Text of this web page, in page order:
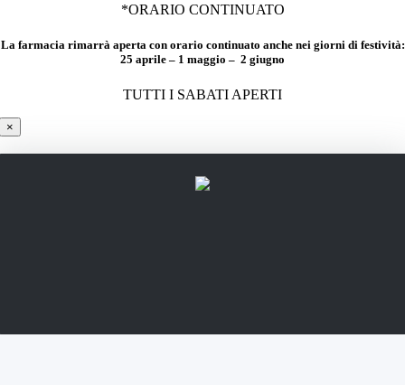
*ORARIO CONTINUATO
La farmacia rimarrà aperta con orario continuato anche nei giorni di festività:
25 aprile – 1 maggio – 2 giugno
TUTTI I SABATI APERTI
×